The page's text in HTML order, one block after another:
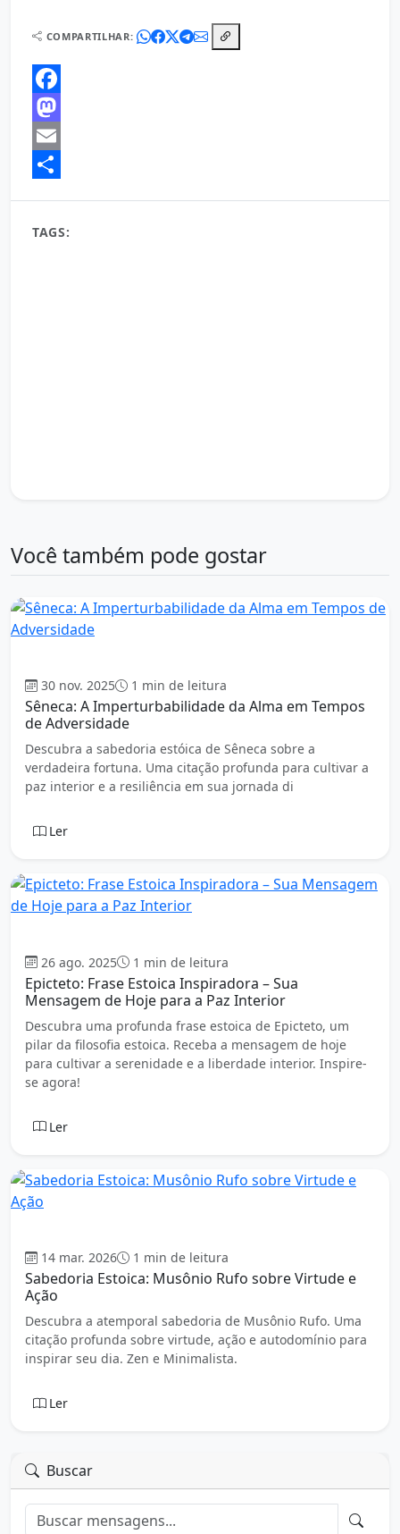
COMPARTILHAR:
Facebook
Mastodon
Email
TAGS:
Você também pode gostar
30 nov. 2025 1 min de leitura
Sêneca: A Imperturbabilidade da Alma em Tempos
de Adversidade
Descubra a sabedoria estóica de Sêneca sobre a
verdadeira fortuna. Uma citação profunda para cultivar a
paz interior e a resiliência em sua jornada di
Ler
26 ago. 2025 1 min de leitura
Epicteto: Frase Estoica Inspiradora – Sua
Mensagem de Hoje para a Paz Interior
Descubra uma profunda frase estoica de Epicteto, um
pilar da filosofia estoica. Receba a mensagem de hoje
para cultivar a serenidade e a liberdade interior. Inspire-
se agora!
Ler
14 mar. 2026 1 min de leitura
Sabedoria Estoica: Musônio Rufo sobre Virtude e
Ação
Descubra a atemporal sabedoria de Musônio Rufo. Uma
citação profunda sobre virtude, ação e autodomínio para
inspirar seu dia. Zen e Minimalista.
Ler
Buscar